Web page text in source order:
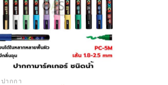
ปากกา